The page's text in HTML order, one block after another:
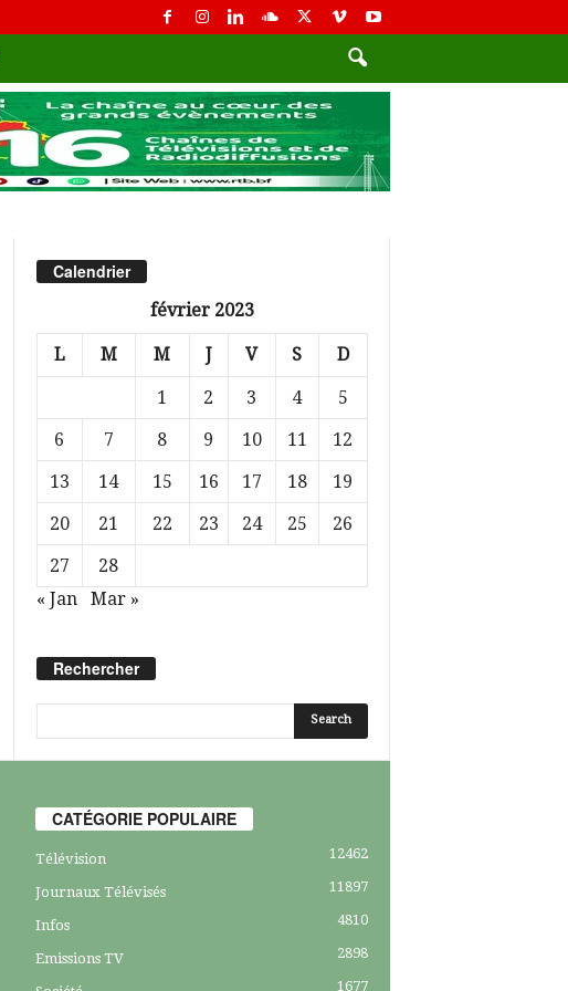
Calendrier
février 2023
L M M J V S D
1 2 3 4
5
6
7 8 9 10 11
12
13
14 15 16 17 18
19
20
21 22 23 24 25
26
27
28
« Jan
Mar »
Rechercher
CATÉGORIE POPULAIRE
Télévision 12462
Journaux Télévisés 11897
Infos 4810
Emissions TV 2898
1677